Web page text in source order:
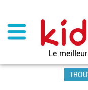
contenu
principal
Le